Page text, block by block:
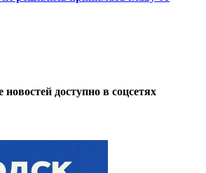
доступно в соцсетях